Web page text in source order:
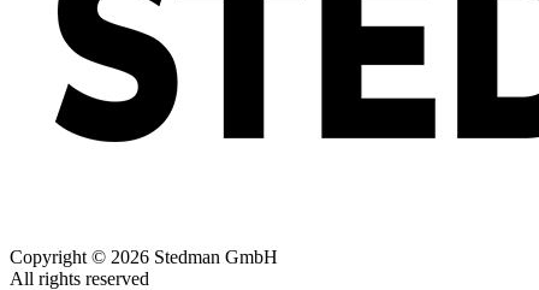
Copyright © 2026 Stedman GmbH
All rights reserved